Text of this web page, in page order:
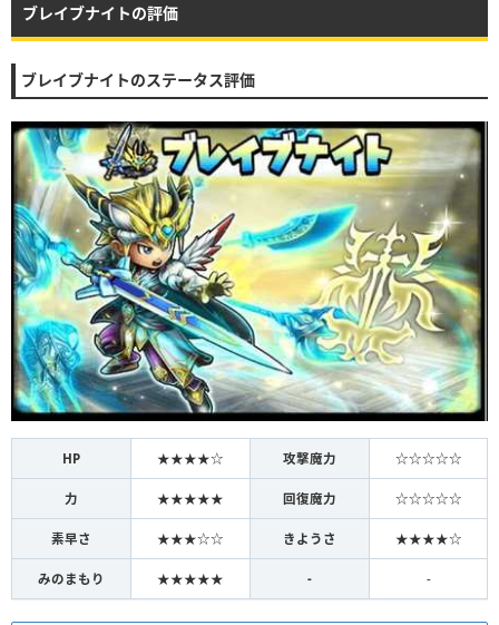
ブレイブナイトの評価
ブレイブナイトのステータス評価
HP ★★★★☆ 攻撃魔力 ☆☆☆☆☆
力 ★★★★★ 回復魔力 ☆☆☆☆☆
素早さ ★★★☆☆ きようさ ★★★★☆
みのまもり ★★★★★ - -